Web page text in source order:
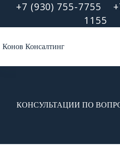
Перейти+7 (930) 755-7755
1155
Конов Консалтинг
КОНСУЛЬТАЦИИ ПО